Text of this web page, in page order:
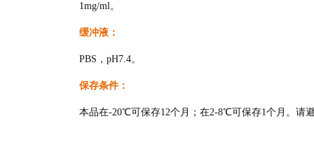
1mg/ml。
缓冲液：
PBS，pH7.4。
保存条件：
本品在-20℃可保存12个月；在2-8℃可保存1个月。请避